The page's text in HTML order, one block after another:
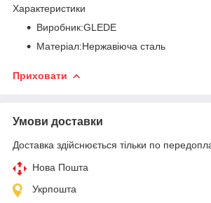
Характеристики
Виробник:GLEDE
Матеріал:Нержавіюча сталь
Приховати
Умови доставки
Доставка здійснюється тільки по
Нова Пошта
Укрпошта